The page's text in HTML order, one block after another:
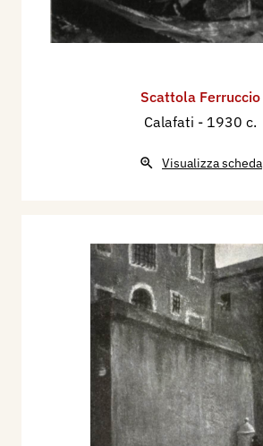
Scattola Ferruccio
Calafati - 1930 c.
Visualizza scheda